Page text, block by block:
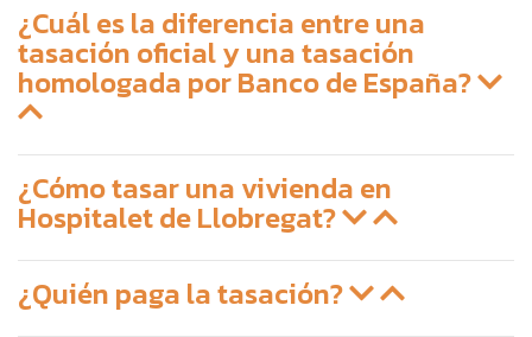
¿Cuál es la diferencia entre una
tasación oficial y una tasación
homologada por Banco de España?
¿Cómo tasar una vivienda en
Hospitalet de Llobregat?
¿Quién paga la tasación?